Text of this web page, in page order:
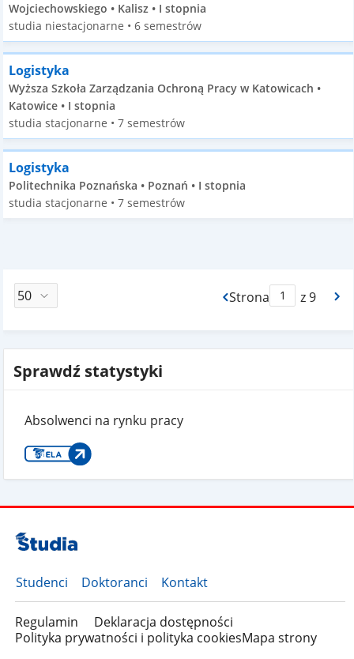
Wojciechowskiego • Kalisz • I stopnia
studia niestacjonarne • 6 semestrów
Logistyka
Wyższa Szkoła Zarządzania Ochroną Pracy w Katowicach •
Katowice • I stopnia
studia stacjonarne • 7 semestrów
Logistyka
Politechnika Poznańska • Poznań • I stopnia
studia stacjonarne • 7 semestrów
Strona
Max Stronaz 9
Sprawdź statystyki
Absolwenci na rynku pracy
Studenci Doktoranci Kontakt
Regulamin
Deklaracja dostępności
Polityka prywatności i polityka cookiesMapa strony